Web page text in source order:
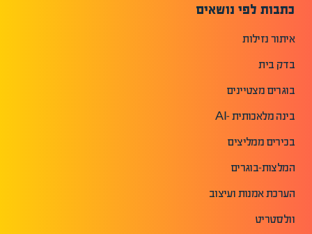
כתבות לפי נושאים
איתור נזילות
בדק בית
בוגרים מצטיינים
בינה מלאכותית -AI
בכירים ממליצים
המלצות-בוגרים
הערכת אמנות ועיצוב
וולסטריט